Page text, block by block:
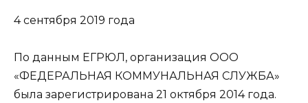
4 сентября 2019 года
По данным ЕГРЮЛ, организация ООО
«ФЕДЕРАЛЬНАЯ КОММУНАЛЬНАЯ СЛУЖБА»
была зарегистрирована 21 октября 2014 года.